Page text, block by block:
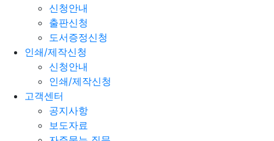
신청안내
출판신청
도서증정신청
인쇄/제작신청
신청안내
인쇄/제작신청
고객센터
공지사항
보도자료